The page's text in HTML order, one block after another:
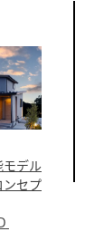
デル
ンセプ